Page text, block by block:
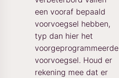
een vooraf bepaald
voorvoegsel hebben,
typ dan hier het
voorgeprogrammeerde
voorvoegsel. Houd er
rekening mee dat er